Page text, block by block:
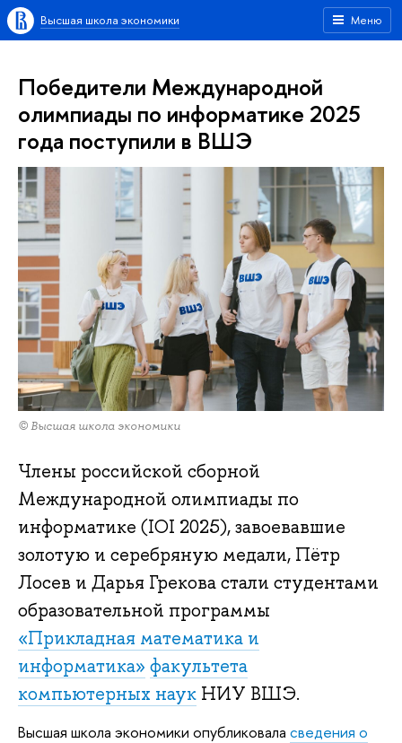
Меню
Высшая школа экономики
Победители Международной
олимпиады по информатике 2025
года поступили в ВШЭ
© Высшая школа экономики
Члены российской сборной
Международной олимпиады по
информатике (IOI 2025), завоевавшие
золотую и серебряную медали, Пётр
Лосев и Дарья Грекова стали студентами
образовательной программы
«Прикладная математика и
информатика» факультета
компьютерных наук НИУ ВШЭ.
Высшая школа экономики опубликовала сведения о